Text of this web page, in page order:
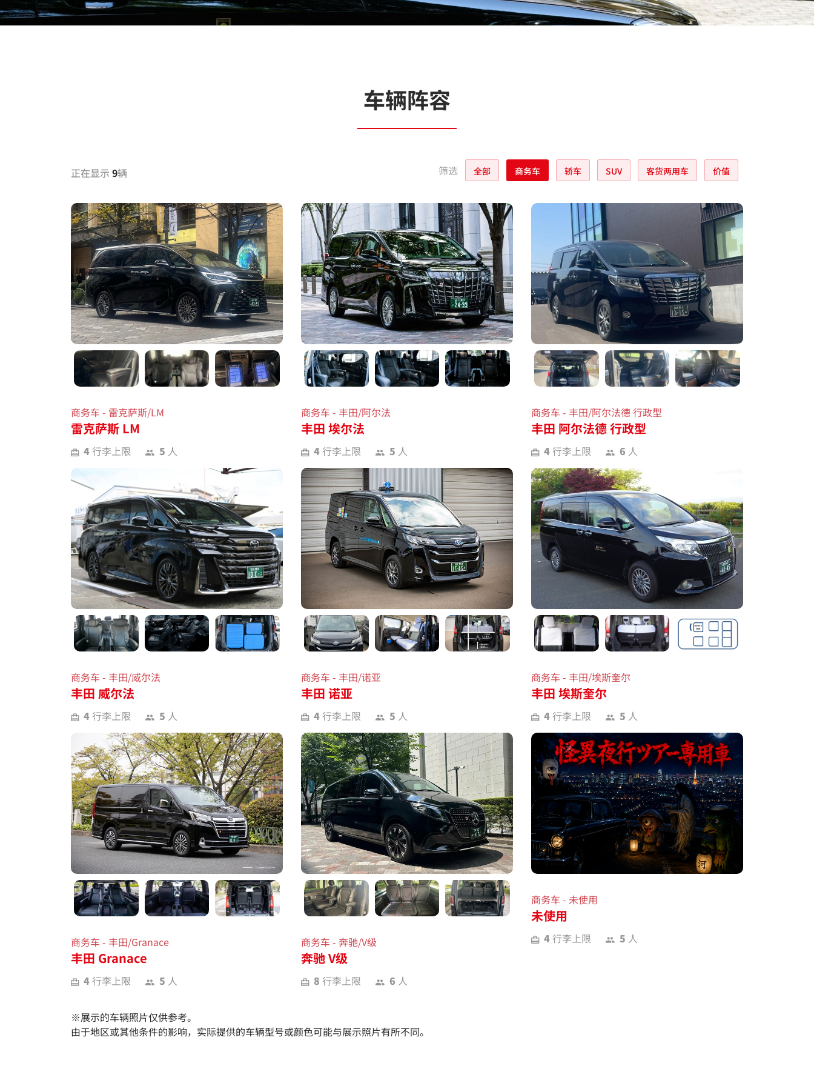
车辆阵容
正在显示 9辆 筛选 全部 商务车 轿车 SUV 客货两用车 价值
商务车 - 雷克萨斯/LM
雷克萨斯 LM
4行李上限 5 人
商务车 - 丰田/阿尔法
丰田 埃尔法
4行李上限 5 人
商务车 - 丰田/阿尔法德 行政型
丰田 阿尔法德 行政型
4行李上限 6 人
商务车 - 丰田/威尔法
丰田 威尔法
4行李上限 5 人
商务车 - 丰田/诺亚
丰田 诺亚
4行李上限 5 人
商务车 - 丰田/埃斯奎尔
丰田 埃斯奎尔
4行李上限 5 人
商务车 - 丰田/Granace
丰田 Granace
4行李上限 5 人
商务车 - 奔驰/V级
奔驰 V级
8 行李上限 6 人
商务车 - 未使用
未使用
4行李上限 5 人
※展示的车辆照片仅供参考。
由于地区或其他条件的影响，实际提供的车辆型号或颜色可能与展示照片有所不同。